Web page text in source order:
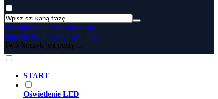
wyszukiwanie zaawansowane
Koszyk Twój koszyk jest pusty ...
Twój koszyk jest pusty ...
START
Oświetlenie LED